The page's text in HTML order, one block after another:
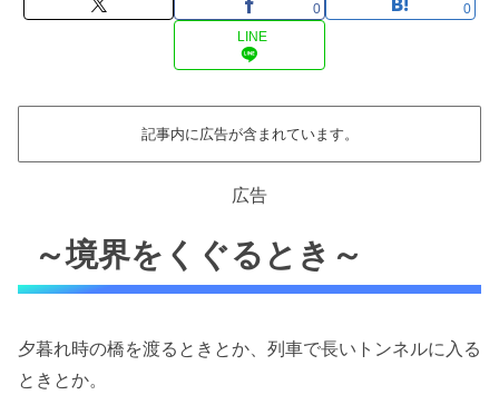
0
0
LINE
記事内に広告が含まれています。
広告
～境界をくぐるとき～
夕暮れ時の橋を渡るときとか、列車で長いトンネルに入る
ときとか。